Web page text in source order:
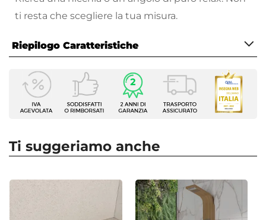
ti resta che scegliere la tua misura.
Riepilogo Caratteristiche
Caratteristiche
Serie
Lucy
Apertura
Dimensione
Ti suggeriamo anche